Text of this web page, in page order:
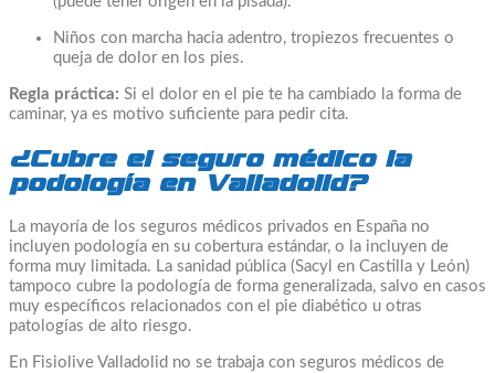
Niños con marcha hacia adentro, tropiezos frecuentes o
queja de dolor en los pies.
Regla práctica: Si el dolor en el pie te ha cambiado la forma de
caminar, ya es motivo suficiente para pedir cita.
¿Cubre el seguro médico la
podología en Valladolid?
La mayoría de los seguros médicos privados en España no
incluyen podología en su cobertura estándar, o la incluyen de
forma muy limitada. La sanidad pública (Sacyl en Castilla y León)
tampoco cubre la podología de forma generalizada, salvo en casos
muy específicos relacionados con el pie diabético u otras
patologías de alto riesgo.
En Fisiolive Valladolid no se trabaja con seguros médicos de